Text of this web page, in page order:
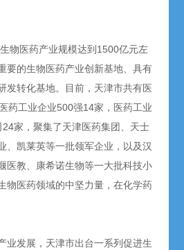
物医药产业规模达到1500亿元左
要的生物医药产业创新基地、具有
发转化基地。目前，天津市共有医
药工业企业500强14家，医药工业
家，聚集了天津医药集团、天士
、凯莱英等一批领军企业，以及汉
医教、康希诺生物等一大批科技小
物医药领域的中坚力量，在化学药
业发展，天津市出台一系列促进生